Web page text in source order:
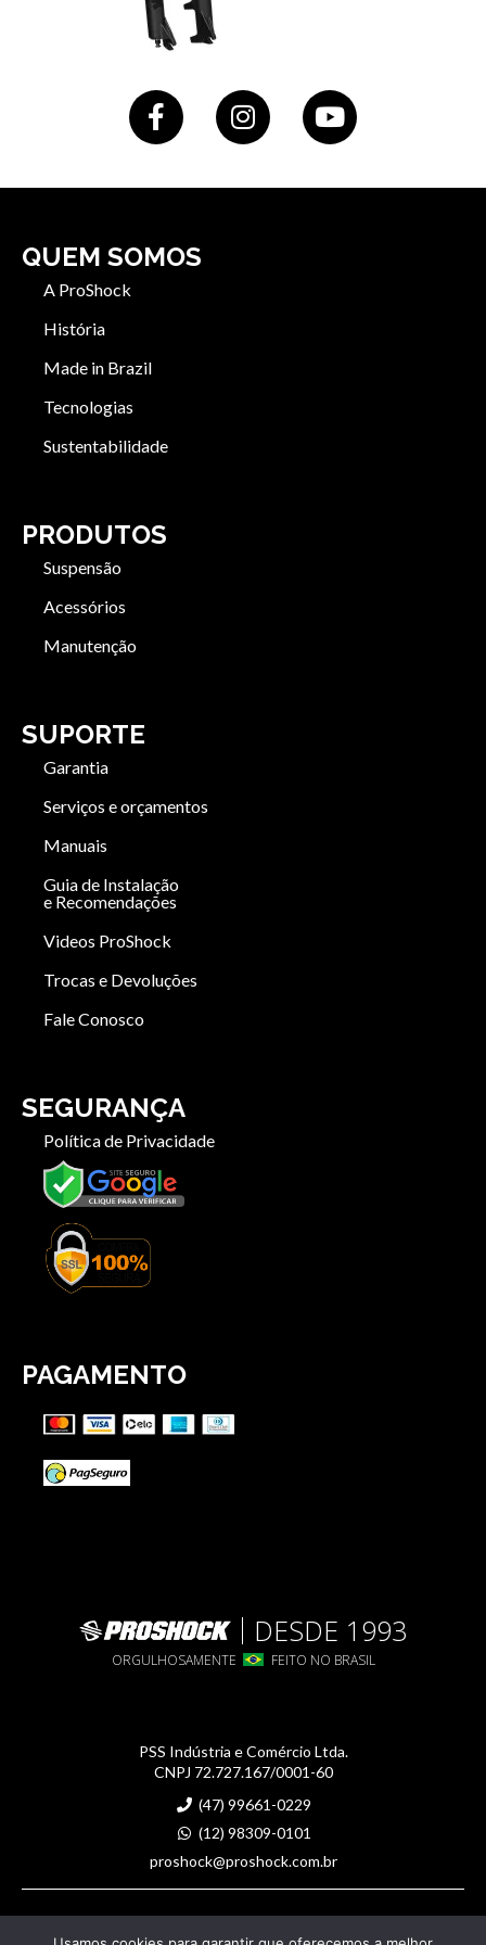
QUEM SOMOS
A ProShock
História
Made in Brazil
Tecnologias
Sustentabilidade
PRODUTOS
Suspensão
Acessórios
Manutenção
SUPORTE
Garantia
Serviços e orçamentos
Manuais
Guia de Instalação
e Recomendações
Videos ProShock
Trocas e Devoluções
Fale Conosco
SEGURANÇA
Política de Privacidade
PAGAMENTO
DESDE 1993
ORGULHOSAMENTE FEITO NO BRASIL
PSS Indústria e Comércio Ltda.
CNPJ 72.727.167/0001-60
(47) 99661-0229
(12) 98309-0101
proshock@proshock.com.br
Imagens meramente ilustrativas